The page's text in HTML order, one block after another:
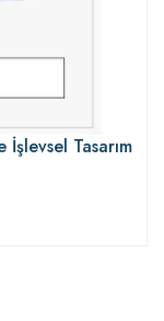
Tasarım